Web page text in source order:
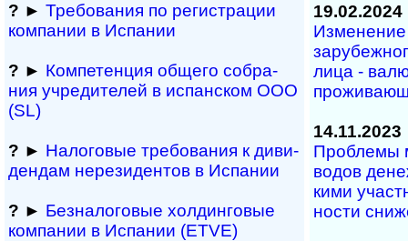
? ► Требования по регистрации
компании в Испании
? ► Компетенция обще­го соб­ра­
ния учре­ди­те­лей в испан­с­ком ООО
(SL)
? ► Налоговые требо­ва­ния к диви­
ден­дам нере­зи­ден­тов в Испании
? ► Безналоговые холдинго­вые
ком­па­нии в Испании (ETVE)
19.02.2024
Изменение
ли­ца -
14.11.2023
Проблемы
во­дов
ки­ми
но­сти